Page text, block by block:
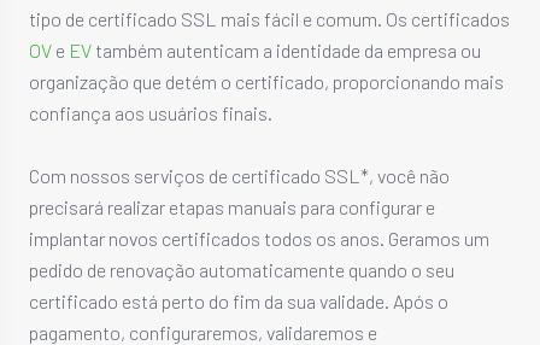
tipo de certificado SSL mais fácil e comum. Os certificados
OV e EV também autenticam a identidade da empresa ou
organização que detém o certificado, proporcionando mais
confiança aos usuários finais.
Com nossos serviços de certificado SSL*, você não
precisará realizar etapas manuais para configurar e
implantar novos certificados todos os anos. Geramos um
pedido de renovação automaticamente quando o seu
certificado está perto do fim da sua validade. Após o
pagamento, configuraremos, validaremos e